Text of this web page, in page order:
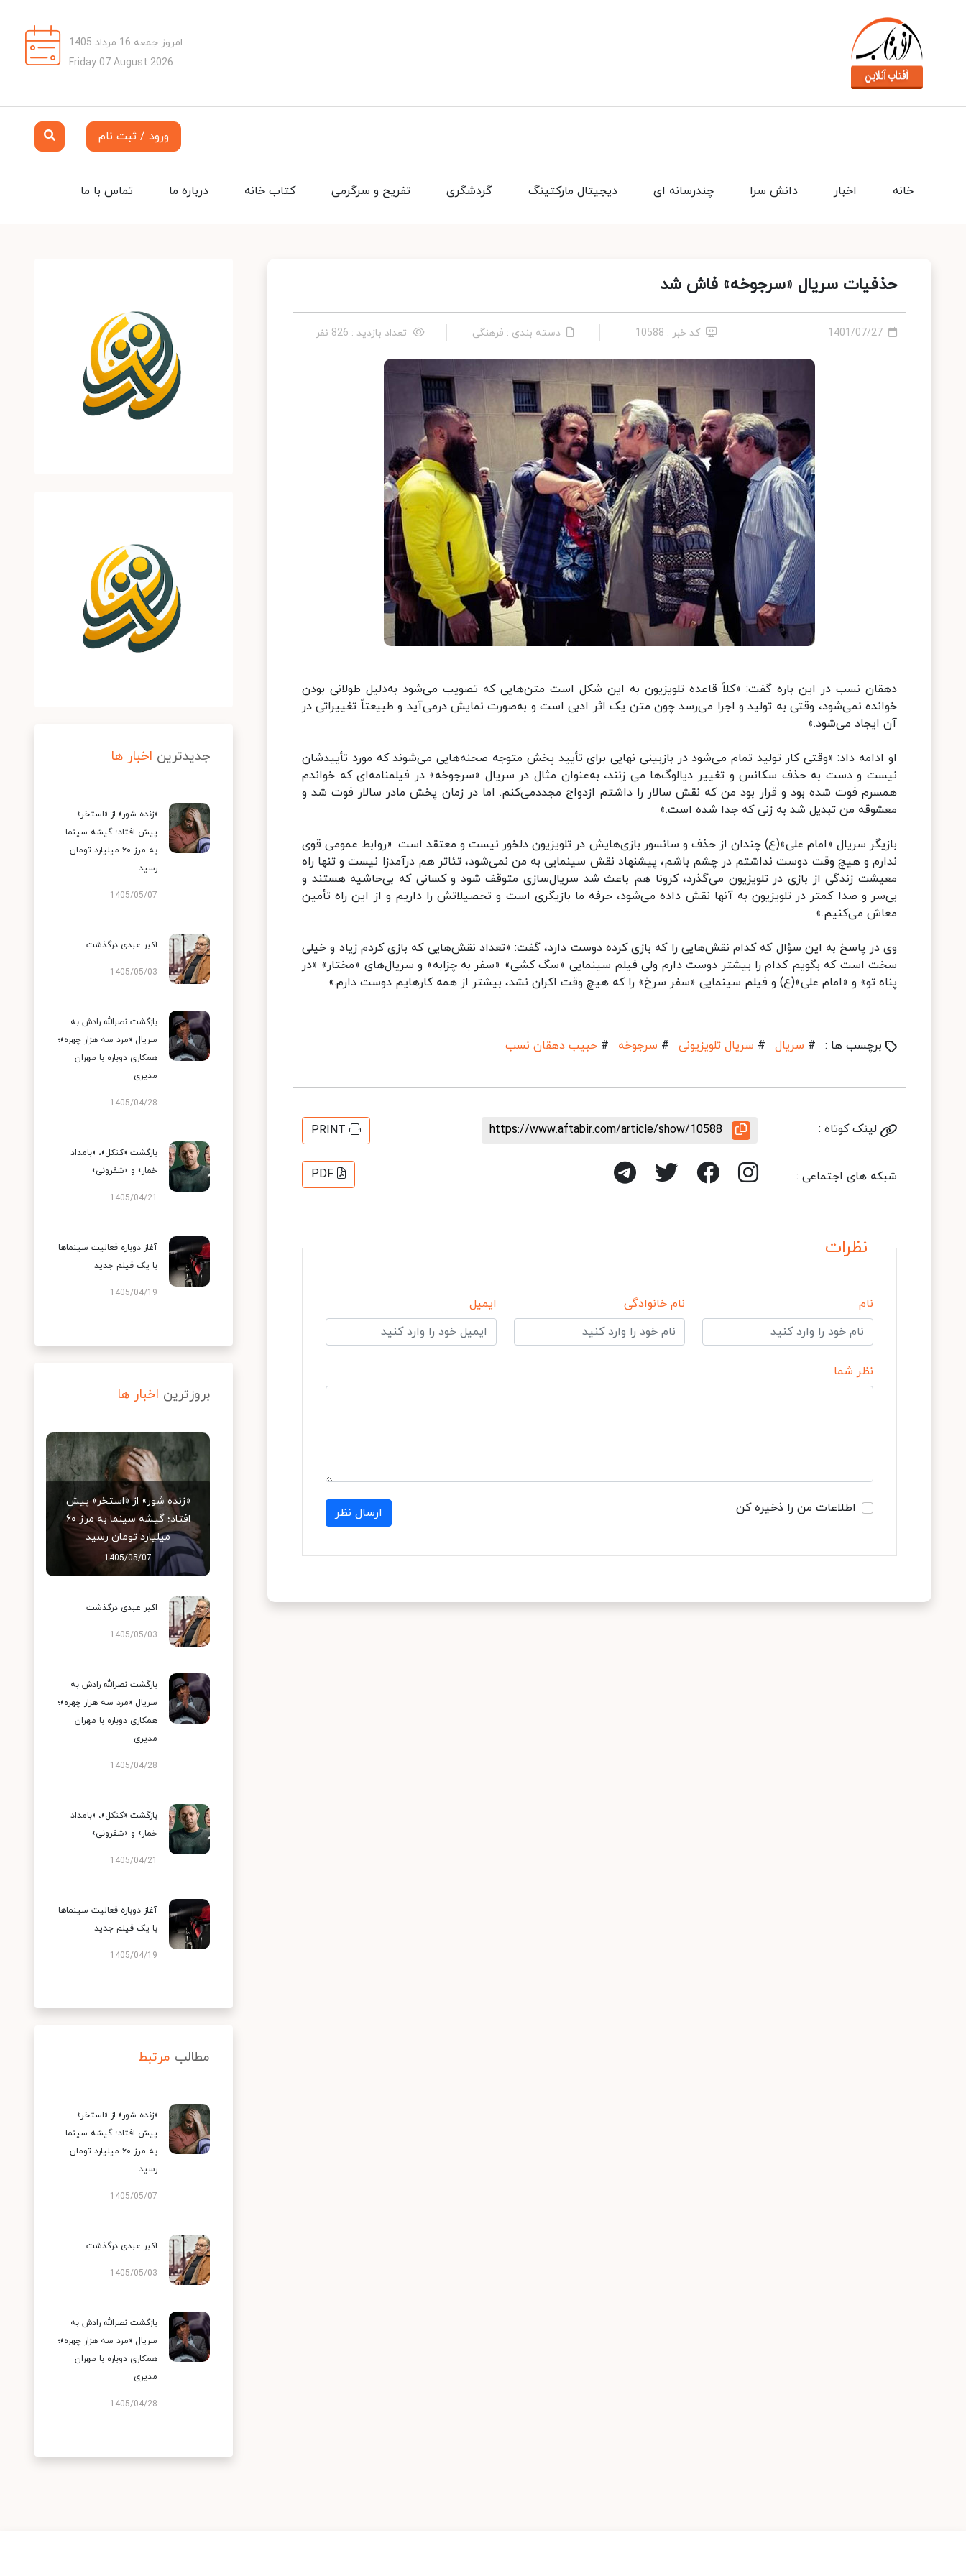
امروز جمعه 16 مرداد 1405
Friday 07 August 2026
ورود / ثبت نام
تماس با ما درباره ما کتاب خانه تفریح و سرگرمی گردشگری دیجیتال مارکتینگ چندرسانه ای دانش سرا اخبار خانه
حذفیات سریال «سرجوخه» فاش شد
1401/07/27 کد خبر : 10588 دسته بندی : فرهنگی تعداد بازدید : 826 نفر
دهقان نسب در این باره گفت: «کلاً قاعده تلویزیون به این شکل است متن‌هایی که تصویب می‌شود به‌دلیل طولانی بودن
خوانده نمی‌شود، وقتی به تولید و اجرا می‌رسد چون متن یک اثر ادبی است و به‌صورت نمایش درمی‌آید و طبیعتاً تغییراتی در
آن ایجاد می‌شود.»
او ادامه داد: «وقتی کار تولید تمام می‌شود در بازبینی نهایی برای تأیید پخش متوجه صحنه‌هایی می‌شوند که مورد تأییدشان
نیست و دست به حذف سکانس و تغییر دیالوگ‌ها می‌ زنند، به‌عنوان مثال در سریال ‌«سرجوخه» در فیلمنامه‌ای که خواندم
همسرم فوت شده بود و قرار بود من که نقش سالار را داشتم ازدواج مجددمی‌کنم. اما در زمان پخش مادر سالار فوت شد و
معشوقه من تبدیل شد به زنی که جدا شده است.»
بازیگر سریال «امام علی»(ع) چندان از حذف و سانسور بازی‌هایش در تلویزیون دلخور نیست و معتقد است: «روابط عمومی قوی
ندارم و هیچ وقت دوست نداشتم در چشم باشم، پیشنهاد نقش سینمایی به من نمی‌شود، تئاتر هم درآمدزا نیست و تنها راه
معیشت زندگی از بازی در تلویزیون می‌گذرد، کرونا هم باعث شد سریال‌سازی متوقف شود و کسانی که بی‌حاشیه هستند و
بی‌سر و صدا کمتر در تلویزیون به آنها نقش داده می‌شود، حرفه ما بازیگری است و تحصیلاتش را داریم و از این راه تأمین
معاش می‌کنیم.»
وی در پاسخ به این سؤال که کدام نقش‌هایی را که بازی کرده دوست دارد، گفت: «تعداد نقش‌هایی که بازی کردم زیاد و خیلی
سخت است که بگویم کدام را بیشتر دوست دارم ولی فیلم سینمایی «سگ کشی» «سفر به چزابه» و سریال‌های «مختار» «در
پناه تو» و «امام علی»(ع) و فیلم سینمایی «سفر سرخ» را که هیچ وقت اکران نشد، بیشتر از همه کارهایم دوست دارم.»
برچسب ها : # سریال # سریال تلویزیونی # سرجوخه # حبیب دهقان نسب
لینک کوتاه : https://www.aftabir.com/article/show/10588
PRINT
شبکه های اجتماعی : PDF
نظرات
نام نام خانوادگی ایمیل
نظر شما
اطلاعات من را ذخیره کن ارسال نظر
جدیدترین اخبار ها
«زنده شور» از «استخر»
پیش افتاد؛ گیشه سینما
به مرز ۶۰ میلیارد تومان
رسید
1405/05/07
اکبر عبدی درگذشت
1405/05/03
بازگشت نصرالله رادش به
سریال «مرد سه هزار چهره»؛
همکاری دوباره با مهران
مدیری
1405/04/28
بازگشت «کنکل»، «بامداد
خمار» و «شفرونی»
1405/04/21
آغاز دوباره فعالیت سینماها
با یک فیلم جدید
1405/04/19
بروزترین اخبار ها
«زنده شور» از «استخر» پیش
افتاد؛ گیشه سینما به مرز ۶۰
میلیارد تومان رسید
1405/05/07
اکبر عبدی درگذشت
1405/05/03
بازگشت نصرالله رادش به
سریال «مرد سه هزار چهره»؛
همکاری دوباره با مهران
مدیری
1405/04/28
بازگشت «کنکل»، «بامداد
خمار» و «شفرونی»
1405/04/21
آغاز دوباره فعالیت سینماها
با یک فیلم جدید
1405/04/19
مطالب مرتبط
«زنده شور» از «استخر»
پیش افتاد؛ گیشه سینما
به مرز ۶۰ میلیارد تومان
رسید
1405/05/07
اکبر عبدی درگذشت
1405/05/03
بازگشت نصرالله رادش به
سریال «مرد سه هزار چهره»؛
همکاری دوباره با مهران
مدیری
1405/04/28